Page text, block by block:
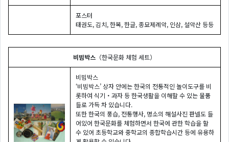
포스터
태권도, 김치, 한복, 한글, 종묘제례악, 인삼, 설악산 등등
비빔박스 （한국문화 체험 세트）
비빔박스
‘비빔박스’ 상자 안에는 한국의 전통적인 놀이도구를 비
롯하여 식기・과자 등 한국생활을 이해할 수 있는 물품
들로 가득 차 있습니다.
또한 한국의 풍습, 전통행사, 명소의 해설사진 판넬도 들
어있어 한국문화를 체험하면서 한국에 관한 학습을 할
수 있어 초등학교와 중학교의 종합학습시간 등에 유용하